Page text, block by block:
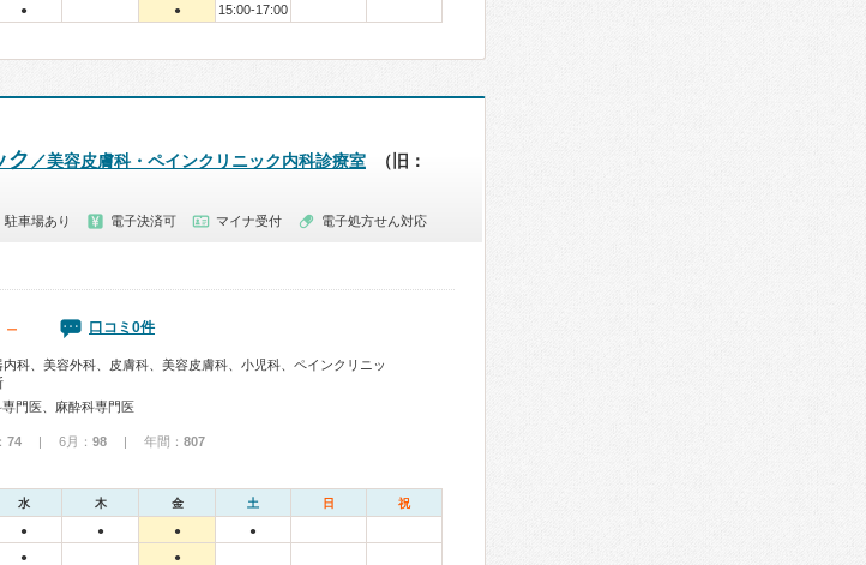
● ● 15:00-17:00
ク ／美容皮膚科・ペインクリニック内科診療室
（旧：
駐車場あり 電子決済可 マイナ受付 電子処方せん対応
－ 口コミ0件
内科、美容外科、皮膚科、美容皮膚科、小児科、ペインクリニッ
門医、麻酔科専門医
74 | 6月： 98 | 年間： 807
水 木 金 土 日 祝
● ● ● ●
● ●